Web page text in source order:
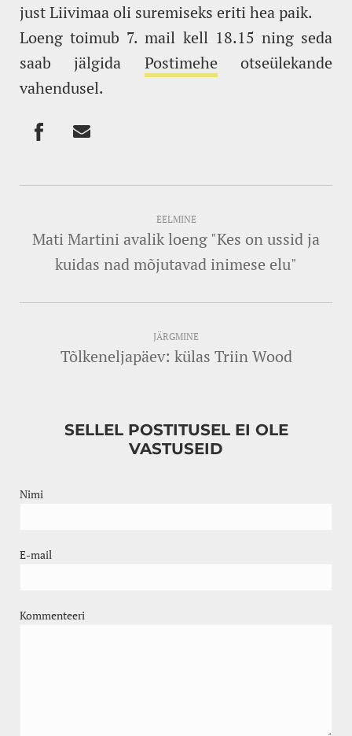
just Liivimaa oli suremiseks eriti hea paik.
Loeng toimub 7. mail kell 18.15 ning seda
saab jälgida Postimehe otseülekande
vahendusel.
EELMINE
Mati Martini avalik loeng "Kes on ussid ja
kuidas nad mõjutavad inimese elu"
JÄRGMINE
Tõlkeneljapäev: külas Triin Wood
SELLEL POSTITUSEL EI OLE
VASTUSEID
Nimi
E-mail
Kommenteeri